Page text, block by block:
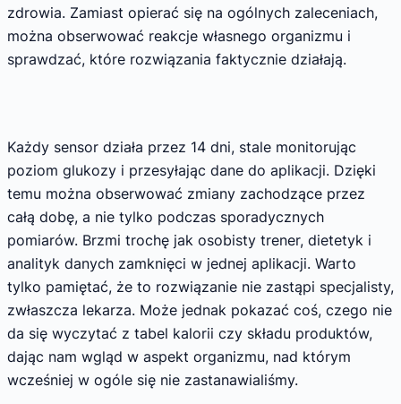
zdrowia. Zamiast opierać się na ogólnych zaleceniach,
można obserwować reakcje własnego organizmu i
sprawdzać, które rozwiązania faktycznie działają.
Każdy sensor działa przez 14 dni, stale monitorując
poziom glukozy i przesyłając dane do aplikacji. Dzięki
temu można obserwować zmiany zachodzące przez
całą dobę, a nie tylko podczas sporadycznych
pomiarów. Brzmi trochę jak osobisty trener, dietetyk i
analityk danych zamknięci w jednej aplikacji. Warto
tylko pamiętać, że to rozwiązanie nie zastąpi specjalisty,
zwłaszcza lekarza. Może jednak pokazać coś, czego nie
da się wyczytać z tabel kalorii czy składu produktów,
dając nam wgląd w aspekt organizmu, nad którym
wcześniej w ogóle się nie zastanawialiśmy.